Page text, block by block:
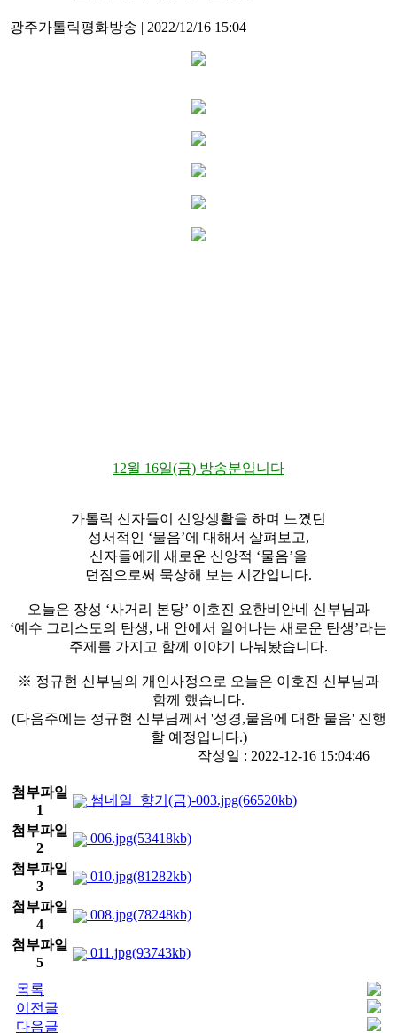
광주가톨릭평화방송 | 2022/12/16 15:04
12월 16일(금) 방송분입니다
가톨릭 신자들이 신앙생활을 하며 느꼈던
성서적인 ‘물음’에 대해서 살펴보고,
신자들에게 새로운 신앙적 ‘물음’을
던짐으로써 묵상해 보는 시간입니다.
오늘은 장성 ‘사거리 본당’ 이호진 요한비안네 신부님과
‘예수 그리스도의 탄생, 내 안에서 일어나는 새로운 탄생’라는
주제를 가지고 함께 이야기 나눠봤습니다.
※ 정규현 신부님의 개인사정으로 오늘은 이호진 신부님과
함께 했습니다.
(다음주에는 정규현 신부님께서 '성경,물음에 대한 물음' 진행
할 예정입니다.)
작성일 : 2022-12-16 15:04:46
첨부파일
1
썸네일_향기(금)-003.jpg(66520kb)
첨부파일
2
006.jpg(53418kb)
첨부파일
3
010.jpg(81282kb)
첨부파일
4
008.jpg(78248kb)
첨부파일
5
011.jpg(93743kb)
목록
이전글
다음글